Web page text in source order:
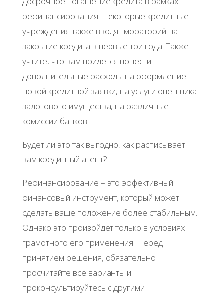
рефинансирования. Некоторые кредитные
учреждения также вводят мораторий на
закрытие кредита в первые три года. Также
учтите, что вам придется понести
дополнительные расходы на оформление
новой кредитной заявки, на услуги оценщика
залогового имущества, на различные
комиссии банков.
Будет ли это так выгодно, как расписывает
вам кредитный агент?
Рефинансирование – это эффективный
финансовый инструмент, который может
сделать ваше положение более стабильным.
Однако это произойдет только в условиях
грамотного его применения. Перед
принятием решения, обязательно
просчитайте все варианты и
проконсультируйтесь с другими